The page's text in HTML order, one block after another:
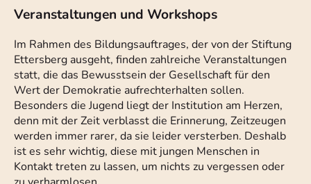
Veranstaltungen und Workshops
Im Rahmen des Bildungsauftrages, der von der Stiftung
Ettersberg ausgeht, finden zahlreiche Veranstaltungen
statt, die das Bewusstsein der Gesellschaft für den
Wert der Demokratie aufrechterhalten sollen.
Besonders die Jugend liegt der Institution am Herzen,
denn mit der Zeit verblasst die Erinnerung, Zeitzeugen
werden immer rarer, da sie leider versterben. Deshalb
ist es sehr wichtig, diese mit jungen Menschen in
Kontakt treten zu lassen, um nichts zu vergessen oder